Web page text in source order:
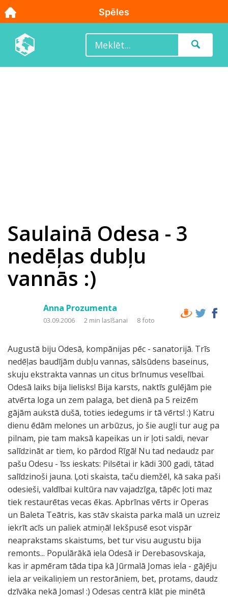
Saulainā Odesa - 3
nedēļas dubļu
vannās :)
Anna Prozumenta
03.09.2006 2 min lasīšanai 8 foto
Augustā biju Odesā, kompānijas pēc - sanatorijā. Trīs
nedēļas baudījām dubļu vannas, sālsūdens baseinus,
skuju ekstrakta vannas un citus brīnumus veselībai.
Odesā laiks bija lielisks! Bija karsts, naktīs gulējām pie
atvērta loga un zem palaga, bet dienā pa 5 reizēm
gājām aukstā dušā, toties iedegums ir tā vērts! :) Katru
dienu ēdām melones un arbūzus, jo šie augļi tur aug pa
pilnam, pie tam maksā kapeikas un ir ļoti saldi, nevar
salīdzināt ar tiem, ko pārdod Rīgā! Nu tad nedaudz par
pašu Odesu - īss ieskats: Pilsētai ir kādi 300 gadi, tātad
salīdzinoši jauna. Ļoti skaista, taču diemžēl, kā saka paši
odesieši, valdībai kultūra nav vajadzīga, tāpēc ļoti maz
tiek restaurētas vecas ēkas. Apbrīnas vērts ir Operas
un Baleta Teātris, kas stāv skaista parka malā un uzreiz
iekrīt acīs un paliek atmiņā! Iekšpusē esot vispār
neaprakstams skaistums, bet tur visu augustu bija
remonts... Populārākā iela Odesā ir Derebasovskaja,
kas ir apmēram tāda tipa kā Jūrmalā Jomas iela - gājēju
iela ar veikaliņiem un restorāniem, bet, protams, daudz
dzīvāka nekā Jomas! :) Odesas centrā klāt pie minētā